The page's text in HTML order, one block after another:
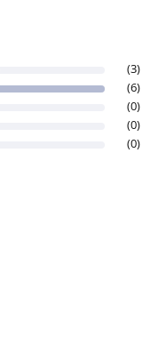
(3)
(6)
(0)
(0)
(0)